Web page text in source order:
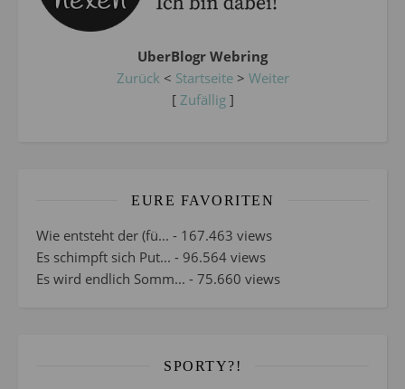
UberBlogr Webring
Zurück < Startseite> Weiter
[ Zufällig]
EURE FAVORITEN
Wie entsteht der (fü... - 167.463 views
Es schimpft sich Put... - 96.564 views
Es wird endlich Somm... - 75.660 views
SPORTY?!